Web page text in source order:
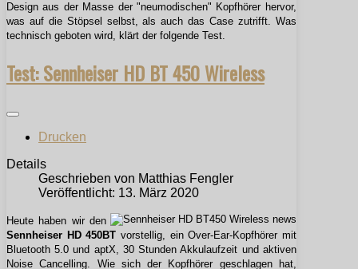
Design aus der Masse der "neumodischen" Kopfhörer hervor,
was auf die Stöpsel selbst, als auch das Case zutrifft. Was
technisch geboten wird, klärt der folgende Test.
Test: Sennheiser HD BT 450 Wireless
Drucken
Details
Geschrieben von Matthias Fengler
Veröffentlicht: 13. März 2020
Heute haben wir den
Sennheiser HD 450BT vorstellig, ein Over-Ear-Kopfhörer mit
Bluetooth 5.0 und aptX, 30 Stunden Akkulaufzeit und aktiven
Noise Cancelling. Wie sich der Kopfhörer geschlagen hat,